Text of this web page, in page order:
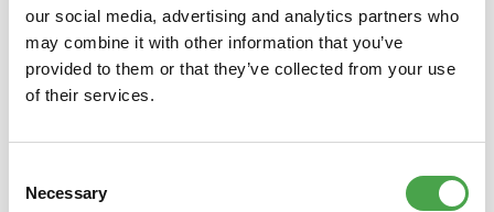
our social media, advertising and analytics partners who
may combine it with other information that you’ve
provided to them or that they’ve collected from your use
of their services.
Selection
Necessary